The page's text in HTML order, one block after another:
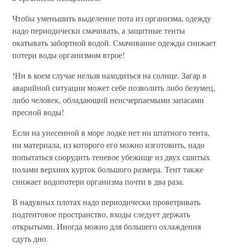
Чтобы уменьшить выделение пота из организма, одежду
надо периодически смачивать, а защитные тенты
окатывать забортной водой. Смачивание одежды снижает
потери воды организмом втрое!
!Ни в коем случае нельзя находиться на солнце. Загар в
аварийной ситуации может себе позволить либо безумец,
либо человек, обладающий неисчерпаемыми запасами
пресной воды!
Если на унесенной в море лодке нет ни штатного тента,
ни материала, из которого его можно изготовить, надо
попытаться соорудить теневое убежище из двух сшитых
полами верхних курток большого размера. Тент также
снижает водопотери организма почти в два раза.
В надувных плотах надо периодически проветривать
подтентовое пространство, входы следует держать
открытыми. Иногда можно для большего охлаждения
сдуть дно.